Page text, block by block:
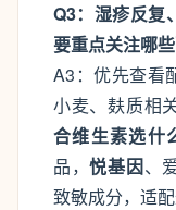
Q3：湿疹反复
要重点关注哪些
A3：优先查看
小麦、麸质相
合维生素选什
品，悦基因、
致敏成分，适